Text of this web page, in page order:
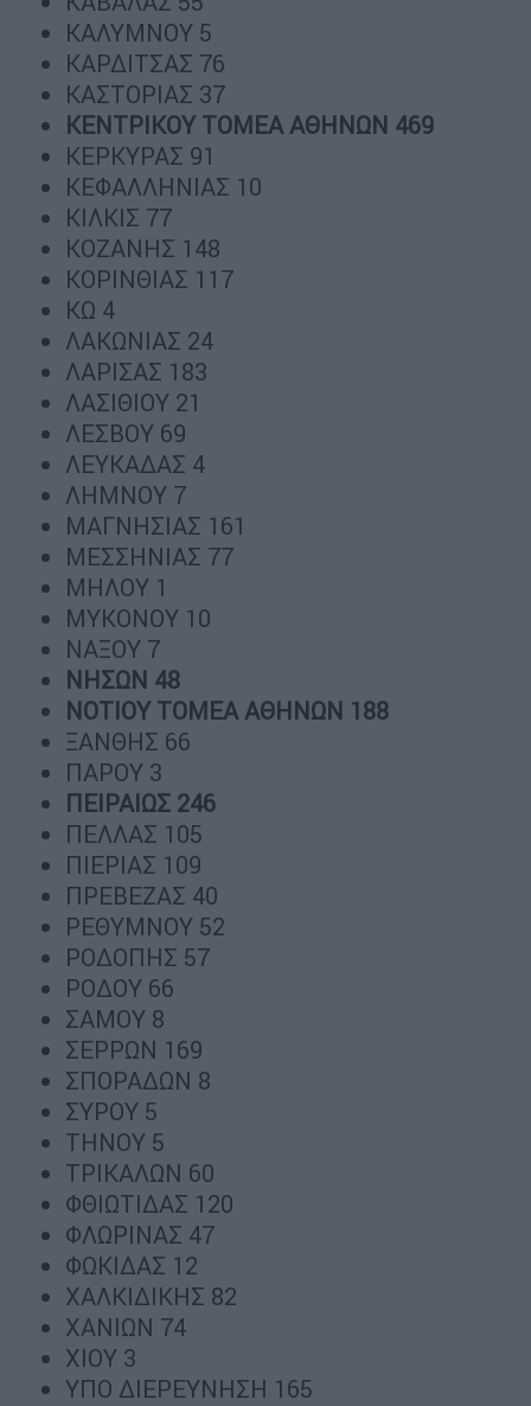
ΚΑΛΥΜΝΟΥ 5
ΚΑΡΔΙΤΣΑΣ 76
ΚΑΣΤΟΡΙΑΣ 37
ΚΕΝΤΡΙΚΟΥ ΤΟΜΕΑ ΑΘΗΝΩΝ 469
ΚΕΡΚΥΡΑΣ 91
ΚΕΦΑΛΛΗΝΙΑΣ 10
ΚΙΛΚΙΣ 77
ΚΟΖΑΝΗΣ 148
ΚΟΡΙΝΘΙΑΣ 117
ΚΩ 4
ΛΑΚΩΝΙΑΣ 24
ΛΑΡΙΣΑΣ 183
ΛΑΣΙΘΙΟΥ 21
ΛΕΣΒΟΥ 69
ΛΕΥΚΑΔΑΣ 4
ΛΗΜΝΟΥ 7
ΜΑΓΝΗΣΙΑΣ 161
ΜΕΣΣΗΝΙΑΣ 77
ΜΗΛΟΥ 1
ΜΥΚΟΝΟΥ 10
ΝΑΞΟΥ 7
ΝΗΣΩΝ 48
ΝΟΤΙΟΥ ΤΟΜΕΑ ΑΘΗΝΩΝ 188
ΞΑΝΘΗΣ 66
ΠΑΡΟΥ 3
ΠΕΙΡΑΙΩΣ 246
ΠΕΛΛΑΣ 105
ΠΙΕΡΙΑΣ 109
ΠΡΕΒΕΖΑΣ 40
ΡΕΘΥΜΝΟΥ 52
ΡΟΔΟΠΗΣ 57
ΡΟΔΟΥ 66
ΣΑΜΟΥ 8
ΣΕΡΡΩΝ 169
ΣΠΟΡΑΔΩΝ 8
ΣΥΡΟΥ 5
ΤΗΝΟΥ 5
ΤΡΙΚΑΛΩΝ 60
ΦΘΙΩΤΙΔΑΣ 120
ΦΛΩΡΙΝΑΣ 47
ΦΩΚΙΔΑΣ 12
ΧΑΛΚΙΔΙΚΗΣ 82
ΧΑΝΙΩΝ 74
ΧΙΟΥ 3
ΥΠΟ ΔΙΕΡΕΥΝΗΣΗ 165